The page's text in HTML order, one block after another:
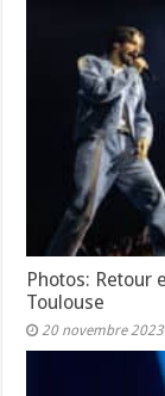
Photos: Retour
Toulouse
20 novembre 2023